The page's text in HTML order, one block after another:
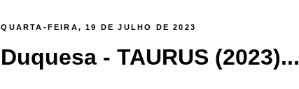
QUARTA-FEIRA, 19 DE JULHO DE 2023
Duquesa - TAURUS (2023)...